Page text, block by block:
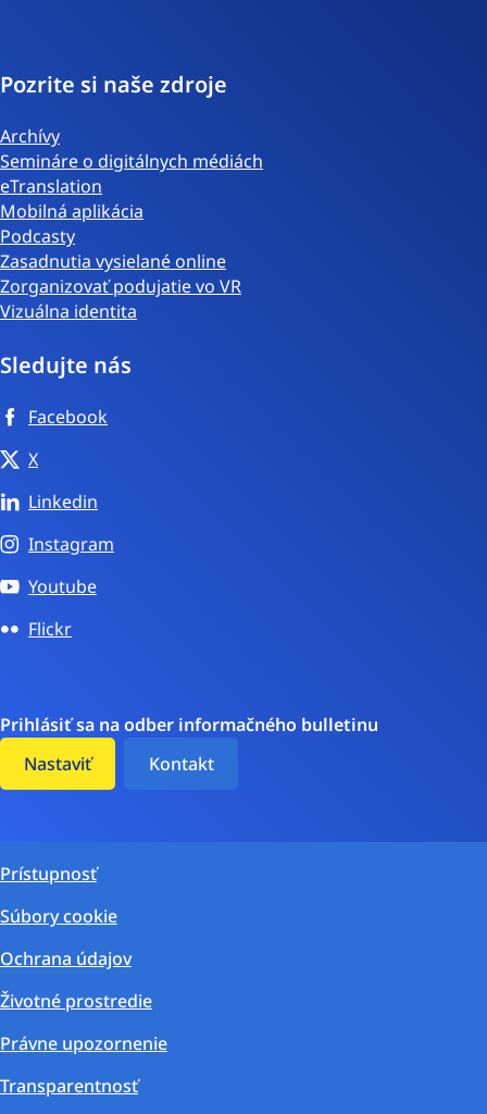
Pozrite si naše zdroje
Archívy
Semináre o digitálnych médiách
eTranslation
Mobilná aplikácia
Podcasty
Zasadnutia vysielané online
Zorganizovať podujatie vo VR
Vizuálna identita
Sledujte nás
Facebook
X
Linkedin
Instagram
Youtube
Flickr
Prihlásiť sa na odber informačného bulletinu
Nastaviť
Kontakt
Prístupnosť
Súbory cookie
Ochrana údajov
Životné prostredie
Právne upozornenie
Transparentnosť